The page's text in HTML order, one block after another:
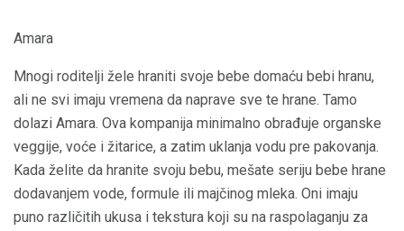
Amara
Mnogi roditelji žele hraniti svoje bebe domaću bebi hranu,
ali ne svi imaju vremena da naprave sve te hrane. Tamo
dolazi Amara. Ova kompanija minimalno obrađuje organske
veggije, voće i žitarice, a zatim uklanja vodu pre pakovanja.
Kada želite da hranite svoju bebu, mešate seriju bebe hrane
dodavanjem vode, formule ili majčinog mleka. Oni imaju
puno različitih ukusa i tekstura koji su na raspolaganju za